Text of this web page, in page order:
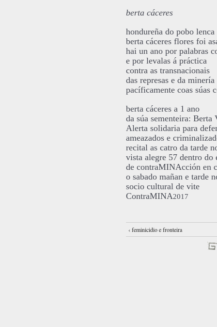
berta cáceres
hondureña do pobo lenca
berta cáceres flores foi
hai un ano por palabras
e por levalas á práctica
contra as transnacionais
das represas e da minería
pacíficamente coas súas
berta cáceres a 1 ano
da súa sementeira: Berta
Alerta solidaria para
ameazados e
recital as catro da tarde
vista alegre 57 dentro do
de contraMINAcción en
o sabado mañan e tarde
socio cultural de vite
ContraMINA2017
‹ feminicidio e fronteira